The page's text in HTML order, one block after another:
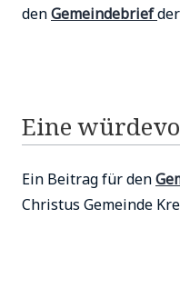
denGemeindebrief
Eine
Ein Beitrag für den
Christus Gemeinde